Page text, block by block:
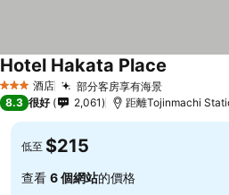
3 星級 酒店 部分客房享有海景
Hotel Hakata Place
8.3 很好 2,061 距離Tojinmachi
低至 $215
查看 6 個網站的價格